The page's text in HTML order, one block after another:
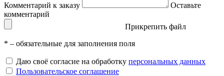
Комментарий к заказу
Оставьте
комментарий
Прикрепить файл
* – обязательные для заполнения поля
Даю своё согласие на обработку персональных данных
Пользовательское соглашение